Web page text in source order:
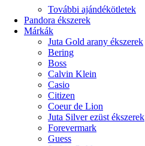
További ajándékötletek
Pandora ékszerek
Márkák
Juta Gold arany ékszerek
Bering
Boss
Calvin Klein
Casio
Citizen
Coeur de Lion
Juta Silver ezüst ékszerek
Forevermark
Guess